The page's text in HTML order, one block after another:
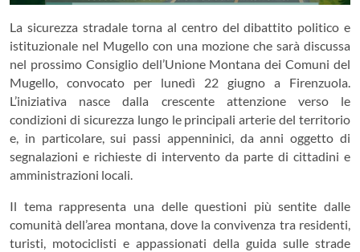
La sicurezza stradale torna al centro del dibattito politico e
istituzionale nel Mugello con una mozione che sarà discussa
nel prossimo Consiglio dell’Unione Montana dei Comuni del
Mugello, convocato per lunedì 22 giugno a Firenzuola.
L’iniziativa nasce dalla crescente attenzione verso le
condizioni di sicurezza lungo le principali arterie del territorio
e, in particolare, sui passi appenninici, da anni oggetto di
segnalazioni e richieste di intervento da parte di cittadini e
amministrazioni locali.
Il tema rappresenta una delle questioni più sentite dalle
comunità dell’area montana, dove la convivenza tra residenti,
turisti, motociclisti e appassionati della guida sulle strade